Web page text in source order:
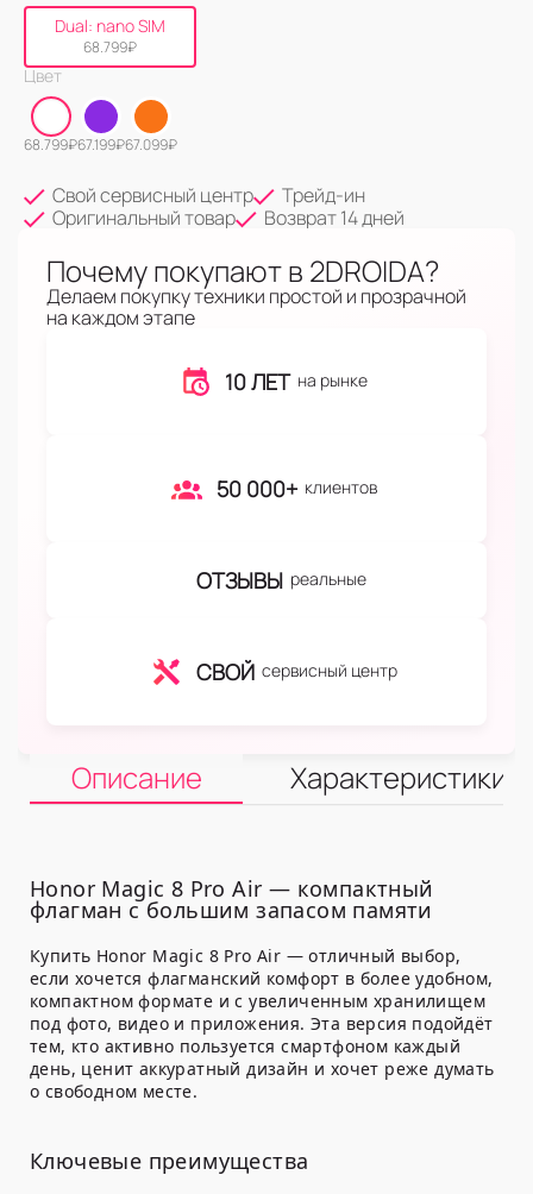
Dual: nano SIM
68.799₽
Цвет
68.799₽67.199₽67.099₽
Свой сервисный центр
Трейд-ин
Оригинальный товар
Возврат 14 дней
Почему покупают в 2DROIDA?
Делаем покупку техники простой и прозрачной
на каждом этапе
10 ЛЕТ на рынке
50 000+ клиентов
ОТЗЫВЫ реальные
СВОЙ сервисный центр
Описание Характеристики
Honor Magic 8 Pro Air — компактный
флагман с большим запасом памяти
Купить Honor Magic 8 Pro Air — отличный выбор,
если хочется флагманский комфорт в более удобном,
компактном формате и с увеличенным хранилищем
под фото, видео и приложения. Эта версия подойдёт
тем, кто активно пользуется смартфоном каждый
день, ценит аккуратный дизайн и хочет реже думать
о свободном месте.
Ключевые преимущества